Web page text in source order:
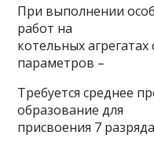
При выполнении
работ на
котельных
параметров –
Требуется среднее
образование для
присвоения 7